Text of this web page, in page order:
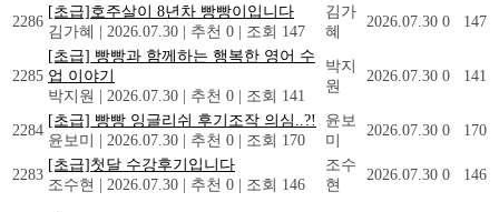
2286
[초급]호주살이 8년차 빵빵이입니다
김가혜 | 2026.07.30 | 추천 0 | 조회 147
김가
혜
2026.07.30 0 147
2285
[초급] 빵빵과 함께하는 행복한 영어 수
업 이야기
박지원 | 2026.07.30 | 추천 0 | 조회 141
박지
원
2026.07.30 0 141
2284
[초급] 빵빵 잉글리쉬 후기조작 의심..?!
윤보미 | 2026.07.30 | 추천 0 | 조회 170
윤보
미
2026.07.30 0 170
2283
[초급]첫달 수강후기입니다
조수현 | 2026.07.30 | 추천 0 | 조회 146
조수
현
2026.07.30 0 146